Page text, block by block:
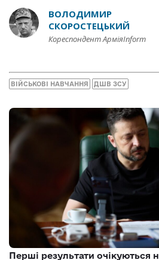
ВОЛОДИМИР
СКОРОСТЕЦЬКИЙ
Кореспондент АрміяInform
ВІЙСЬКОВІ НАВЧАННЯ ДШВ ЗСУ
Перші результати очікуються